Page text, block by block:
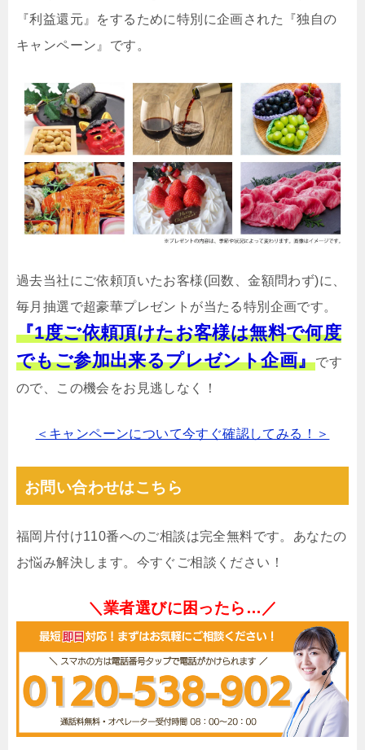
『利益還元』をするために特別に企画された『独自の
キャンペーン』です。
過去当社にご依頼頂いたお客様(回数、金額問わず)に、
毎月抽選で超豪華プレゼントが当たる特別企画です。
『1度ご依頼頂けたお客様は無料で何度
でもご参加出来るプレゼント企画』です
ので、この機会をお見逃しなく！
＜キャンペーンについて今すぐ確認してみる！＞
お問い合わせはこちら
福岡片付け110番へのご相談は完全無料です。あなたの
お悩み解決します。今すぐご相談ください！
＼業者選びに困ったら…／